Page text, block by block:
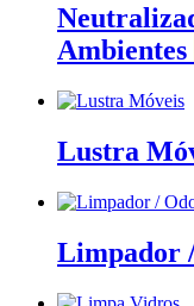
Ambientes
Lustra
Limpador